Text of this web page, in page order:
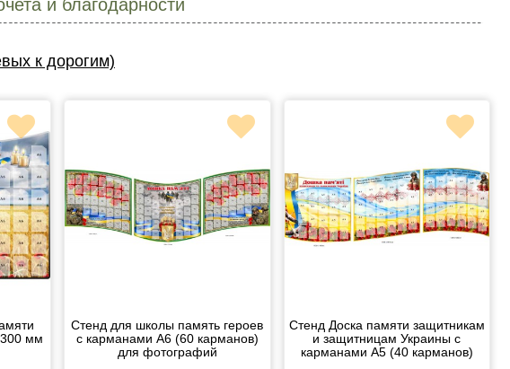
и благодарности
к дорогим)
мм
Стенд для школы память героев
с карманами A6 (60 карманов)
для фотографий
Стенд Доска памяти защитникам
и защитницам Украины с
карманами A5 (40 карманов)